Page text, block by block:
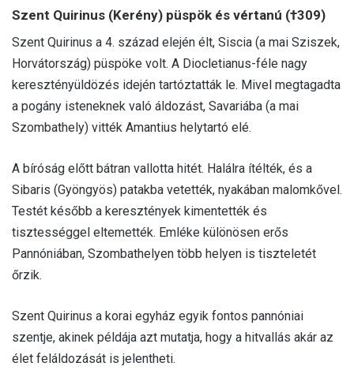
Szent Quirinus (Kerény) püspök és vértanú (†309)
Szent Quirinus a 4. század elején élt, Siscia (a mai Sziszek,
Horvátország) püspöke volt. A Diocletianus-féle nagy
keresztényüldözés idején tartóztatták le. Mivel megtagadta
a pogány isteneknek való áldozást, Savariába (a mai
Szombathely) vitték Amantius helytartó elé.
A bíróság előtt bátran vallotta hitét. Halálra ítélték, és a
Sibaris (Gyöngyös) patakba vetették, nyakában malomkővel.
Testét később a keresztények kimentették és
tisztességgel eltemették. Emléke különösen erős
Pannóniában, Szombathelyen több helyen is tiszteletét
őrzik.
Szent Quirinus a korai egyház egyik fontos pannóniai
szentje, akinek példája azt mutatja, hogy a hitvallás akár az
élet feláldozását is jelentheti.